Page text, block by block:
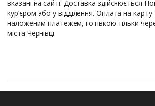
вказані на сайті. Доставка здійснюється
кур’єром або у відділення. Оплата на
наложеним платежем, готівкою тільки